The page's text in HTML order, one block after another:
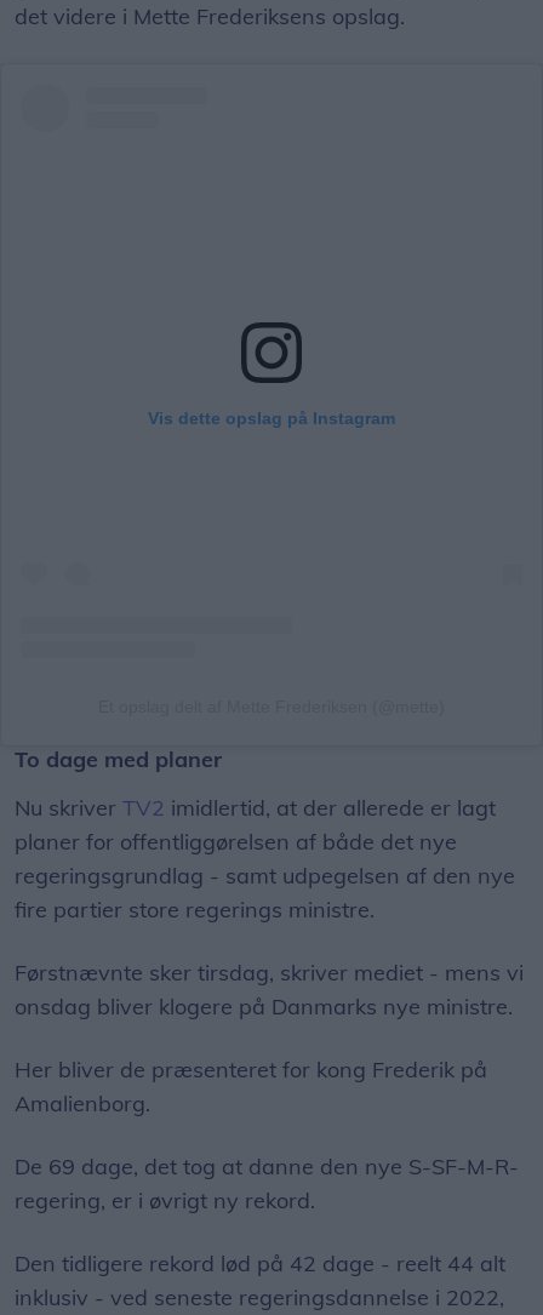
det videre i Mette Frederiksens opslag.
Vis dette opslag på Instagram
To dage med planer
Nu skriver TV2 imidlertid, at der allerede er lagt
planer for offentliggørelsen af både det nye
regeringsgrundlag - samt udpegelsen af den nye
fire partier store regerings ministre.
Førstnævnte sker tirsdag, skriver mediet - mens vi
onsdag bliver klogere på Danmarks nye ministre.
Her bliver de præsenteret for kong Frederik på
Amalienborg.
De 69 dage, det tog at danne den nye S-SF-M-R-
regering, er i øvrigt ny rekord.
Den tidligere rekord lød på 42 dage - reelt 44 alt
inklusiv - ved seneste regeringsdannelse i 2022,